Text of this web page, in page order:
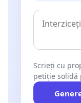
Scrieți cu
petiție solidă